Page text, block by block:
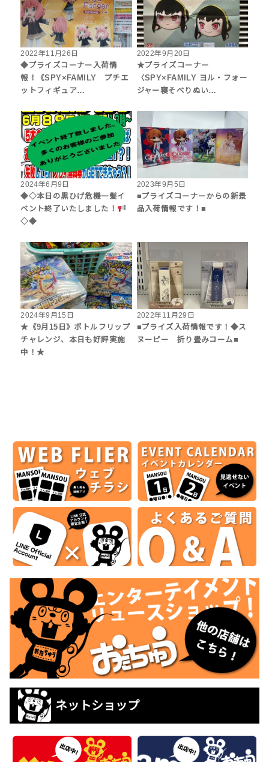
2022年11月26日
◆プライズコーナー入荷情
報！《SPY×FAMILY プチエ
ットフィギュア…
2022年9月20日
★プライズコーナー
〈SPY×FAMILY ヨル・フォー
ジャー寝そべりぬい…
2024年6月9日
◆◇本日の黒ひげ危機一髪イ
ベント終了いたしました！
◇◆
2023年9月5日
■プライズコーナーからの新景
品入荷情報です！■
2024年9月15日
★《9月15日》ボトルフリップ
チャレンジ、本日も好評実施
中！★
2022年11月29日
■プライズ入荷情報です！◆ス
ヌーピー 折り畳みコーム■
ネットショップ